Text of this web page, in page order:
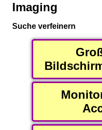
Imaging
Suche verfeinern